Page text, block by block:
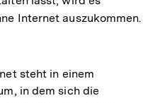
Internet auszukommen.
steht in einem
in dem sich die